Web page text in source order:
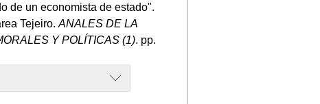
de un economista de estado".
Tejeiro.ANALES DE LA
Y POLÍTICAS (1). pp.